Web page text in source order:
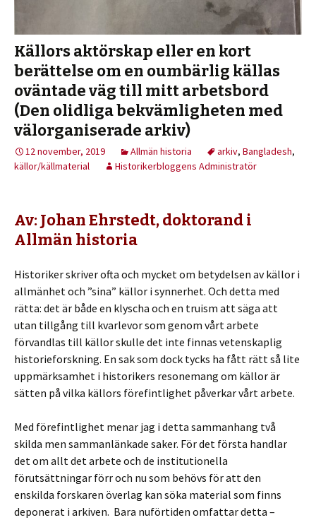
Källors aktörskap eller en kort
berättelse om en oumbärlig källas
oväntade väg till mitt arbetsbord
(Den olidliga bekvämligheten med
välorganiserade arkiv)
12 november, 2019 Allmän historia arkiv, Bangladesh,
källor/källmaterial
Historikerbloggens Administratör
Av: Johan Ehrstedt, doktorand i
Allmän historia
Historiker skriver ofta och mycket om betydelsen av källor i
allmänhet och ”sina” källor i synnerhet. Och detta med
rätta: det är både en klyscha och en truism att säga att
utan tillgång till kvarlevor som genom vårt arbete
förvandlas till källor skulle det inte finnas vetenskaplig
historieforskning. En sak som dock tycks ha fått rätt så lite
uppmärksamhet i historikers resonemang om källor är
sätten på vilka källors förefintlighet påverkar vårt arbete.
Med förefintlighet menar jag i detta sammanhang två
skilda men sammanlänkade saker. För det första handlar
det om allt det arbete och de institutionella
förutsättningar förr och nu som behövs för att den
enskilda forskaren överlag kan söka material som finns
deponerat i arkiven. Bara nuförtiden omfattar detta –